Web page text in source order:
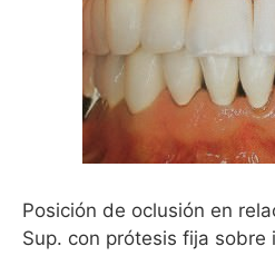
Posición de oclusión en
Sup. con prótesis fija